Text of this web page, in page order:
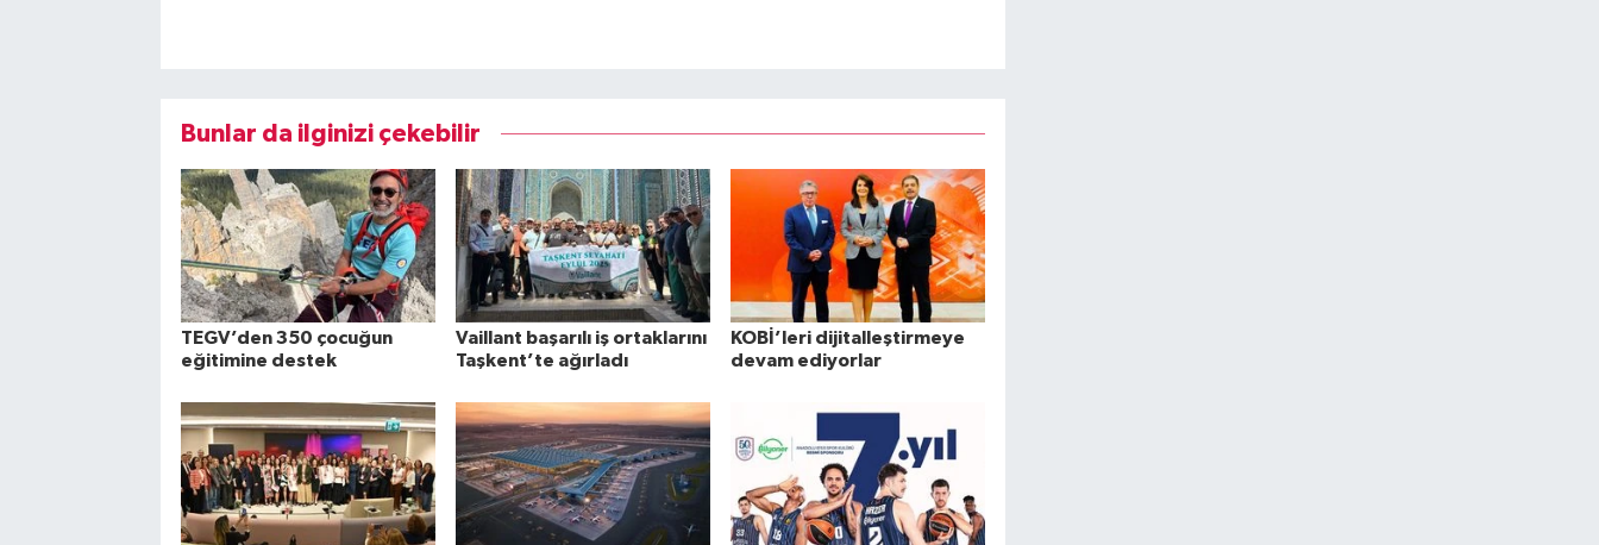
Bunlar da ilginizi çekebilir
TEGV’den 350 çocuğun
eğitimine destek
Vaillant başarılı iş ortaklarını
Taşkent’te ağırladı
KOBİ’leri dijitalleştirmeye
devam ediyorlar